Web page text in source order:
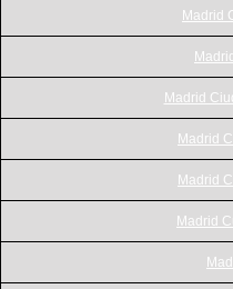
Madrid
Madrid
Madrid
Madrid
Madrid